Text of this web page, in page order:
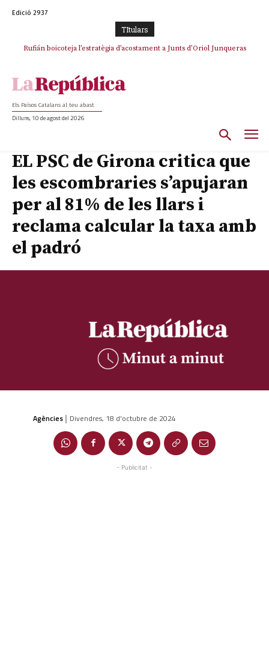
Edició 2937
TItulars
Rufián boicoteja l’estratègia d’acostament a Junts d’Oriol Junqueras
Els Països Catalans al teu abast
Dilluns, 10 de agost del 2026
EL PSC de Girona critica que
les escombraries s’apujaran
per al 81% de les llars i
reclama calcular la taxa amb
el padró
Agències | Divendres, 18 d'octubre de 2024
- Publicitat -